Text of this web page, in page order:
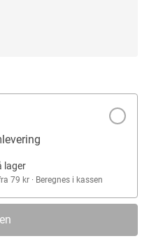
lager
79 kr · Beregnes i kassen